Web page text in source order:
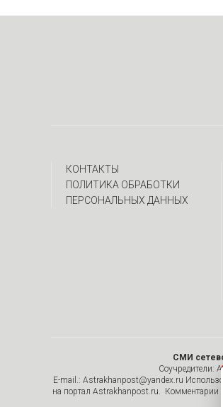
КОНТАКТЫ
ПОЛИТИКА ОБРАБОТКИ
ПЕРСОНАЛЬНЫХ ДАННЫХ
СМИ
Соучредители:
E-mail.: Astrakhanpost@yandex.ru
на портал Astrakhanpost.ru. Комментарии